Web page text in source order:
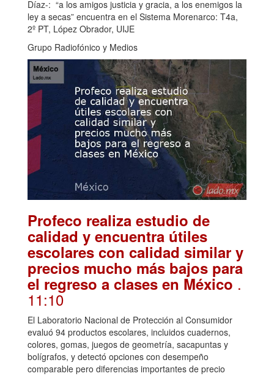
Díaz-: “a los amigos justicia y gracia, a los enemigos la
ley a secas” encuentra en el Sistema Morenarco: T4a,
2º PT, López Obrador, UIJE
Grupo Radiofónico y Medios
Profeco realiza estudio de
calidad y encuentra útiles
escolares con calidad similar y
precios mucho más bajos para
el regreso a clases en México .
11:10
El Laboratorio Nacional de Protección al Consumidor
evaluó 94 productos escolares, incluidos cuadernos,
colores, gomas, juegos de geometría, sacapuntas y
bolígrafos, y detectó opciones con desempeño
comparable pero diferencias importantes de precio